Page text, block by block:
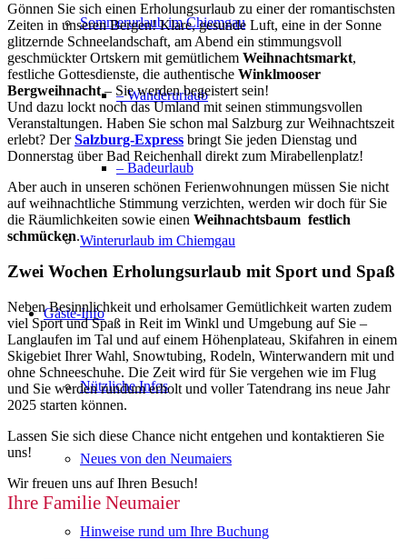
Sommerurlaub im Chiemgau
– Wanderurlaub
– Badeurlaub
Winterurlaub im Chiemgau
Gäste-Info
Nützliche Infos
Neues von den Neumaiers
Hinweise rund um Ihre Buchung
Gönnen Sie sich einen Erholungsurlaub zu einer der romantischsten
Zeiten in unseren Bergen! Klare, gesunde Luft, eine in der Sonne
glitzernde Schneelandschaft, am Abend ein stimmungsvoll
geschmückter Ortskern mit gemütlichem Weihnachtsmarkt,
festliche Gottesdienste, die authentische Winklmooser
Bergweihnacht– Sie werden begeistert sein!
Und dazu lockt noch das Umland mit seinen stimmungsvollen
Veranstaltungen. Haben Sie schon mal Salzburg zur Weihnachtszeit
erlebt? DerSalzburg-Express bringt Sie jeden Dienstag und
Donnerstag über Bad Reichenhall direkt zum Mirabellenplatz!
Aber auch in unseren schönen Ferienwohnungen müssen Sie nicht
auf weihnachtliche Stimmung verzichten, werden wir doch für Sie
die Räumlichkeiten sowie einen Weihnachtsbaum festlich
schmücken.
Zwei Wochen Erholungsurlaub mit Sport und Spaß
Neben Besinnlichkeit und erholsamer Gemütlichkeit warten zudem
viel Sport und Spaß in Reit im Winkl und Umgebung auf Sie –
Langlaufen im Tal und auf einem Höhenplateau, Skifahren in einem
Skigebiet Ihrer Wahl, Snowtubing, Rodeln, Winterwandern mit und
ohne Schneeschuhe. Die Zeit wird für Sie vergehen wie im Flug
und Sie werden rundum erholt und voller Tatendrang ins neue Jahr
2025 starten können.
Lassen Sie sich diese Chance nicht entgehen und kontaktieren Sie
uns!
Wir freuen uns auf Ihren Besuch!
Ihre Familie Neumaier